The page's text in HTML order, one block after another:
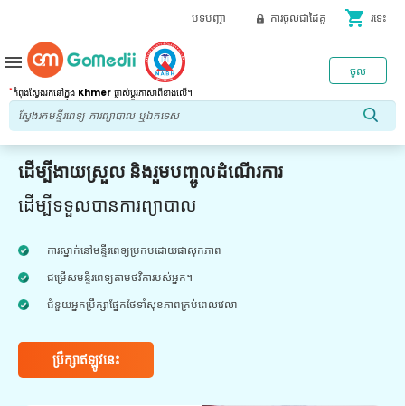
បទបញ្ជា ការចូលជាដៃគូ shopping_cart រទេះ
*កំពុងស្វែងរកនៅក្នុង Khmer ផ្លាស់ប្តូរភាសាពីខាងលើ។
ចូល
menu
ដើម្បីងាយស្រួល និងរួមបញ្ចូលដំណើរការ
ដើម្បីទទួលបានការព្យាបាល
ការស្នាក់នៅមន្ទីរពេទ្យប្រកបដោយផាសុកភាព
ជម្រើសមន្ទីរពេទ្យតាមថវិការបស់អ្នក។
ជំនួយអ្នកប្រឹក្សាផ្នែកថែទាំសុខភាពគ្រប់ពេលវេលា
ប្រឹក្សាឥឡូវនេះ